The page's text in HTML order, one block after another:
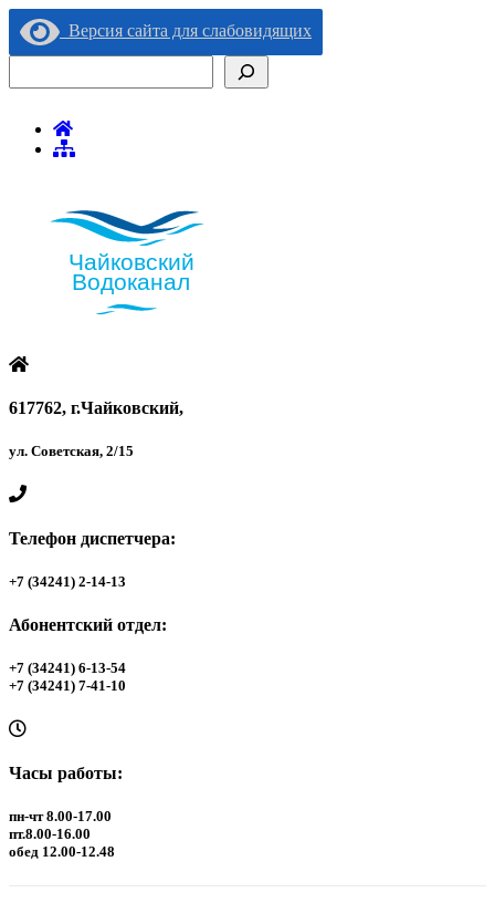
Версия сайта для слабовидящих
617762, г.Чайковский,
ул. Советская, 2/15
Телефон диспетчера:
+7 (34241) 2-14-13
Абонентский отдел:
+7 (34241) 6-13-54
+7 (34241) 7-41-10
Часы работы:
пн-чт 8.00-17.00
пт.8.00-16.00
обед 12.00-12.48